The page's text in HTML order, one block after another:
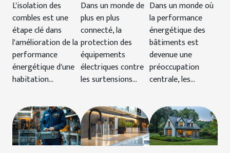
mousse
polyuréthane
L'isolation des
combles est une
étape clé dans
l'amélioration de la
performance
énergétique d'une
habitation...
risques de
surtension
électrique
Dans un monde de
plus en plus
connecté, la
protection des
équipements
électriques contre
les surtensions...
elles
l'efficacité
énergétique ?
Dans un monde où
la performance
énergétique des
bâtiments est
devenue une
préoccupation
centrale, les...